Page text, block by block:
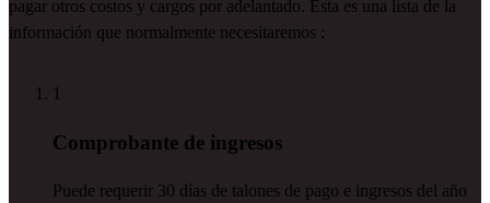
pagar otros costos y cargos por adelantado. Esta es una lista de la
información que normalmente necesitaremos :
1
Comprobante de ingresos
Puede requerir 30 días de talones de pago e ingresos del año